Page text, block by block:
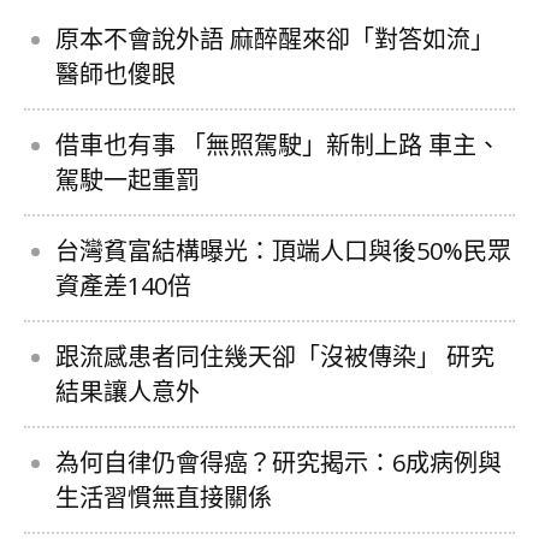
原本不會說外語 麻醉醒來卻「對答如流」
醫師也傻眼
借車也有事 「無照駕駛」新制上路 車主、
駕駛一起重罰
台灣貧富結構曝光：頂端人口與後50%民眾
資產差140倍
跟流感患者同住幾天卻「沒被傳染」 研究
結果讓人意外
為何自律仍會得癌？研究揭示：6成病例與
生活習慣無直接關係